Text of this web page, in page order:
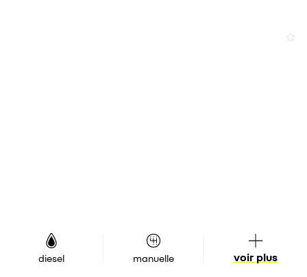
diesel manuelle voir plus